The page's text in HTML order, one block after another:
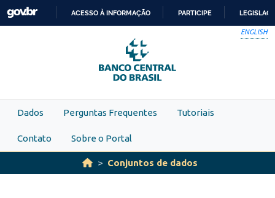
Skip to main content
PARA
O
CONTEÚDO
ACESSO À INFORMAÇÃO PARTICIPE
ENGLISH
Dados Perguntas Frequentes Tutoriais
Contato Sobre o Portal
Conjuntos de dados